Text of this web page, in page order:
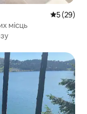
Середня
5 (29)
місць